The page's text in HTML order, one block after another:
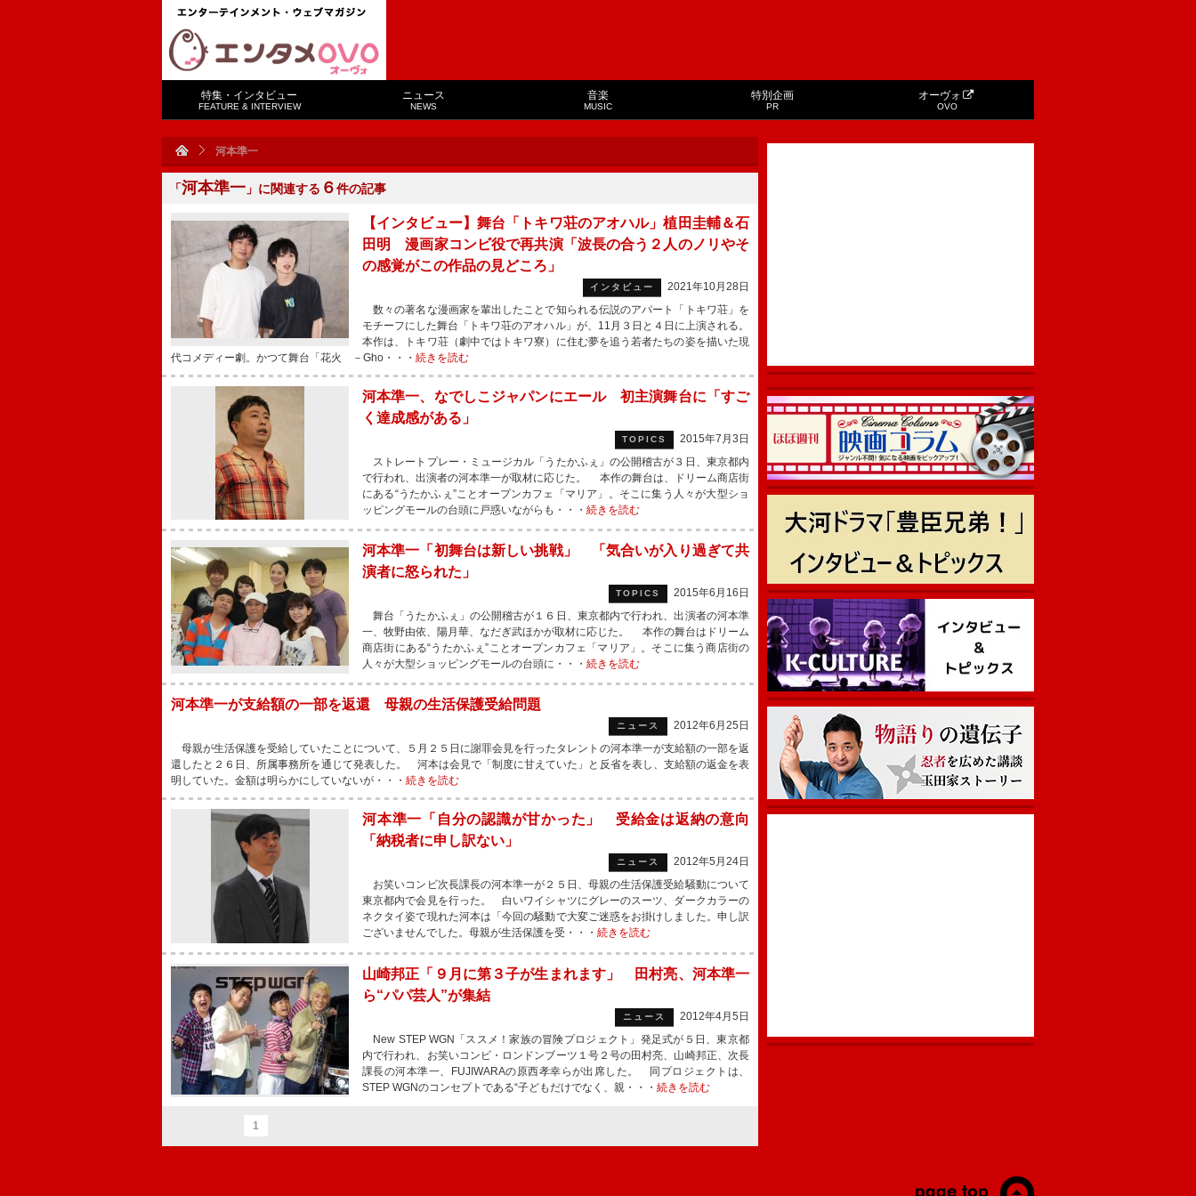
特集・インタビュー
FEATURE & INTERVIEW
ニュース
NEWS
音楽
MUSIC
特別企画
PR
オーヴォ
OVO
河本準一
「河本準一 」に関連する ６件の記事
【インタビュー】舞台「トキワ荘のアオハル」植田圭輔＆石
田明 漫画家コンビ役で再共演「波長の合う２人のノリやそ
の感覚がこの作品の見どころ」
インタビュー
2021年10月28日
数々の著名な漫画家を輩出したことで知られる伝説のアパート「トキワ荘」を
モチーフにした舞台「トキワ荘のアオハル」が、11月３日と４日に上演される。
本作は、トキワ荘（劇中ではトキワ寮）に住む夢を追う若者たちの姿を描いた現
代コメディー劇。かつて舞台「花火 －Gho・・・ 続きを読む
河本準一、なでしこジャパンにエール 初主演舞台に「すご
く達成感がある」
TOPICS
2015年7月3日
ストレートプレー・ミュージカル「うたかふぇ」の公開稽古が３日、東京都内
で行われ、出演者の河本準一が取材に応じた。 本作の舞台は、ドリーム商店街
にある“うたかふぇ”ことオープンカフェ「マリア」。そこに集う人々が大型ショ
ッピングモールの台頭に戸惑いながらも・・・ 続きを読む
河本準一「初舞台は新しい挑戦」 「気合いが入り過ぎて共
演者に怒られた」
TOPICS
2015年6月16日
舞台「うたかふぇ」の公開稽古が１６日、東京都内で行われ、出演者の河本準
一、牧野由依、陽月華、なだぎ武ほかが取材に応じた。 本作の舞台はドリーム
商店街にある“うたかふぇ”ことオープンカフェ「マリア」。そこに集う商店街の
人々が大型ショッピングモールの台頭に・・・ 続きを読む
河本準一が支給額の一部を返還 母親の生活保護受給問題
ニュース
2012年6月25日
母親が生活保護を受給していたことについて、５月２５日に謝罪会見を行ったタレントの河本準一が支給額の一部を返
還したと２６日、所属事務所を通じて発表した。 河本は会見で「制度に甘えていた」と反省を表し、支給額の返金を表
明していた。金額は明らかにしていないが・・・ 続きを読む
河本準一「自分の認識が甘かった」 受給金は返納の意向
「納税者に申し訳ない」
ニュース
2012年5月24日
お笑いコンビ次長課長の河本準一が２５日、母親の生活保護受給騒動について
東京都内で会見を行った。 白いワイシャツにグレーのスーツ、ダークカラーの
ネクタイ姿で現れた河本は「今回の騒動で大変ご迷惑をお掛けしました。申し訳
ございませんでした。母親が生活保護を受・・・ 続きを読む
山崎邦正「９月に第３子が生まれます」 田村亮、河本準一
ら“パパ芸人”が集結
ニュース
2012年4月5日
New STEP WGN「ススメ！家族の冒険プロジェクト」発足式が５日、東京都
内で行われ、お笑いコンビ・ロンドンブーツ１号２号の田村亮、山崎邦正、次長
課長の河本準一、FUJIWARAの原西孝幸らが出席した。 同プロジェクトは、
STEP WGNのコンセプトである“子どもだけでなく、親・・・ 続きを読む
1